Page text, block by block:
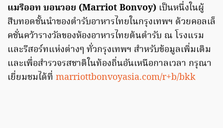
แมริออท บอนวอย (Marriot Bonvoy) เป็นหนึ่งในผู้
สืบทอดชั้นนำของตำรับอาหารไทยในกรุงเทพฯ ด้วยคอลเล็
คชั่นคว้ารางวัลของห้องอาหารไทยต้นตำรับ ณ โรงแรม
และรีสอร์ทแห่งต่างๆ ทั่วกรุงเทพฯ สำหรับข้อมูลเพิ่มเติม
และเพื่อสำรวจรสชาติในท้องถิ่นอันเหนือกาลเวลา กรุณา
เยี่ยมชมได้ที่ marriottbonvoyasia.com/r+b/bkk